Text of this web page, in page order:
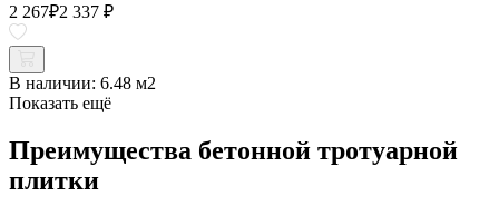
2 267₽2 337 ₽
В наличии: 6.48 м2
Показать ещё
Преимущества бетонной тротуарной
плитки